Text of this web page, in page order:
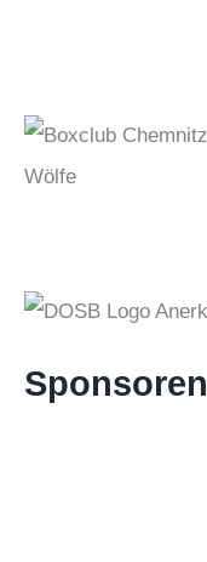
Sponsoren